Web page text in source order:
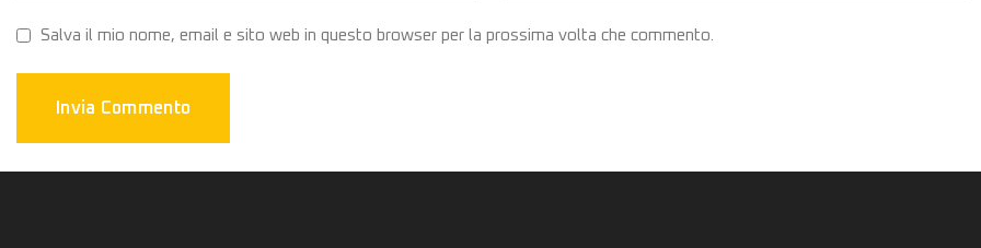
Salva il mio nome, email e sito web in questo browser per la prossima volta che commento.